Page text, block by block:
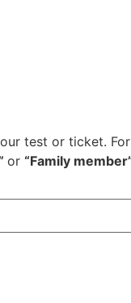
test or ticket.
or “Family